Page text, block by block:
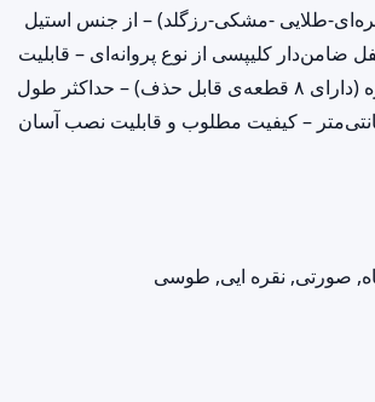
طلایی -مشکی-رزگلد) – از جنس استیل
ضامن‌دار کلیپسی از نوع پروانه‌ای – قابلیت
تغییر اندازه (دارای ۸ قطعه‌ی قابل حذف) – حداکثر طول
صورتی, نقره ایی, طوسی